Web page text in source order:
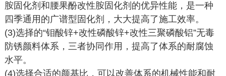
胺固化剂和腰果酚改性胺固化剂的优异性能，是一种
四季通用的广谱型固化剂，大大提高了施工效率。
(3)选择的“钼酸锌+改性磷酸锌+改性三聚磷酸铝”无毒
防锈颜料体系，三者协同作用，提高了体系的耐腐蚀
水平。
(4)选择合适的颜基比，可以改善体系的机械性能和耐